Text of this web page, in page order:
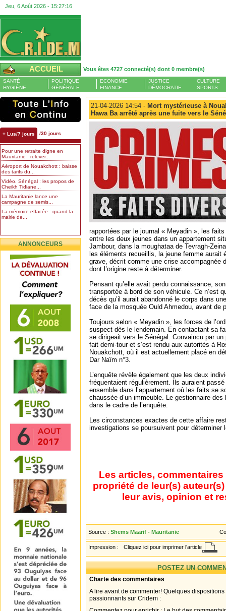
Jeu, 6 Août 2026 - 15:27:16
ACCUEIL Vous êtes 4727 connecté(s) dont 0 membre(s)
SANTÉ
HYGIÈNE
POLITIQUE
GÉNÉRALE
ECONOMIE
FINANCE
JUSTICE
DÉMOCRATIE
CULTURE
SPORTS
+ Lus/7 jours /30 jours
Pour une retraite digne en
Mauritanie : relever...
Aéroport de Nouakchott : baisse
des tarifs du...
Vidéo. Sénégal : les propos de
Cheikh Tidiane...
La Mauritanie lance une
campagne de semis...
La mémoire effacée : quand la
mairie de...
ANNONCEURS
21-04-2026 14:54 - Mort mystérieuse à
Hawa Ba arrêté après une fuite vers le
rapportées par le journal « Meyadin », les
entre les deux jeunes dans un appartement
Jambour, dans la moughataa de Tevragh-
les éléments recueillis, la jeune femme aurait
grave, décrit comme une crise accompagnée
dont l’origine reste à déterminer.
Pensant qu’elle avait perdu connaissance,
transportée à bord de son véhicule. Ce n’est
décès qu’il aurait abandonné le corps dans
face de la mosquée Ould Ahmedou, avant de
Toujours selon « Meyadin », les forces de
suspect dès le lendemain. En contactant sa
se dirigeait vers le Sénégal. Convaincu par un
fait demi-tour et s’est rendu aux autorités à
Nouakchott, où il est actuellement placé en
Dar Naïm n°3.
L’enquête révèle également que les deux
fréquentaient régulièrement. Ils auraient
ensemble dans l’appartement où les faits se
chaussée d’un immeuble. Le gestionnaire
dans le cadre de l’enquête.
Les circonstances exactes de cette affaire
investigations se poursuivent pour
Les articles,
propriété de leur(s)
leur avis, opinion et
Source : Shems Maarif - Mauritanie
Impression : Cliquez ici pour imprimer l'article
POSTEZ UN
Charte des commentaires
A lire avant de commenter! Quelques
passionnants sur Cridem :